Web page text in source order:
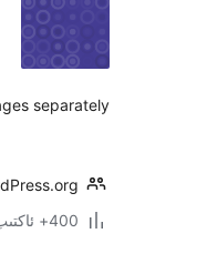
separately.
400+ ئاكتىپ ئورنىتىش